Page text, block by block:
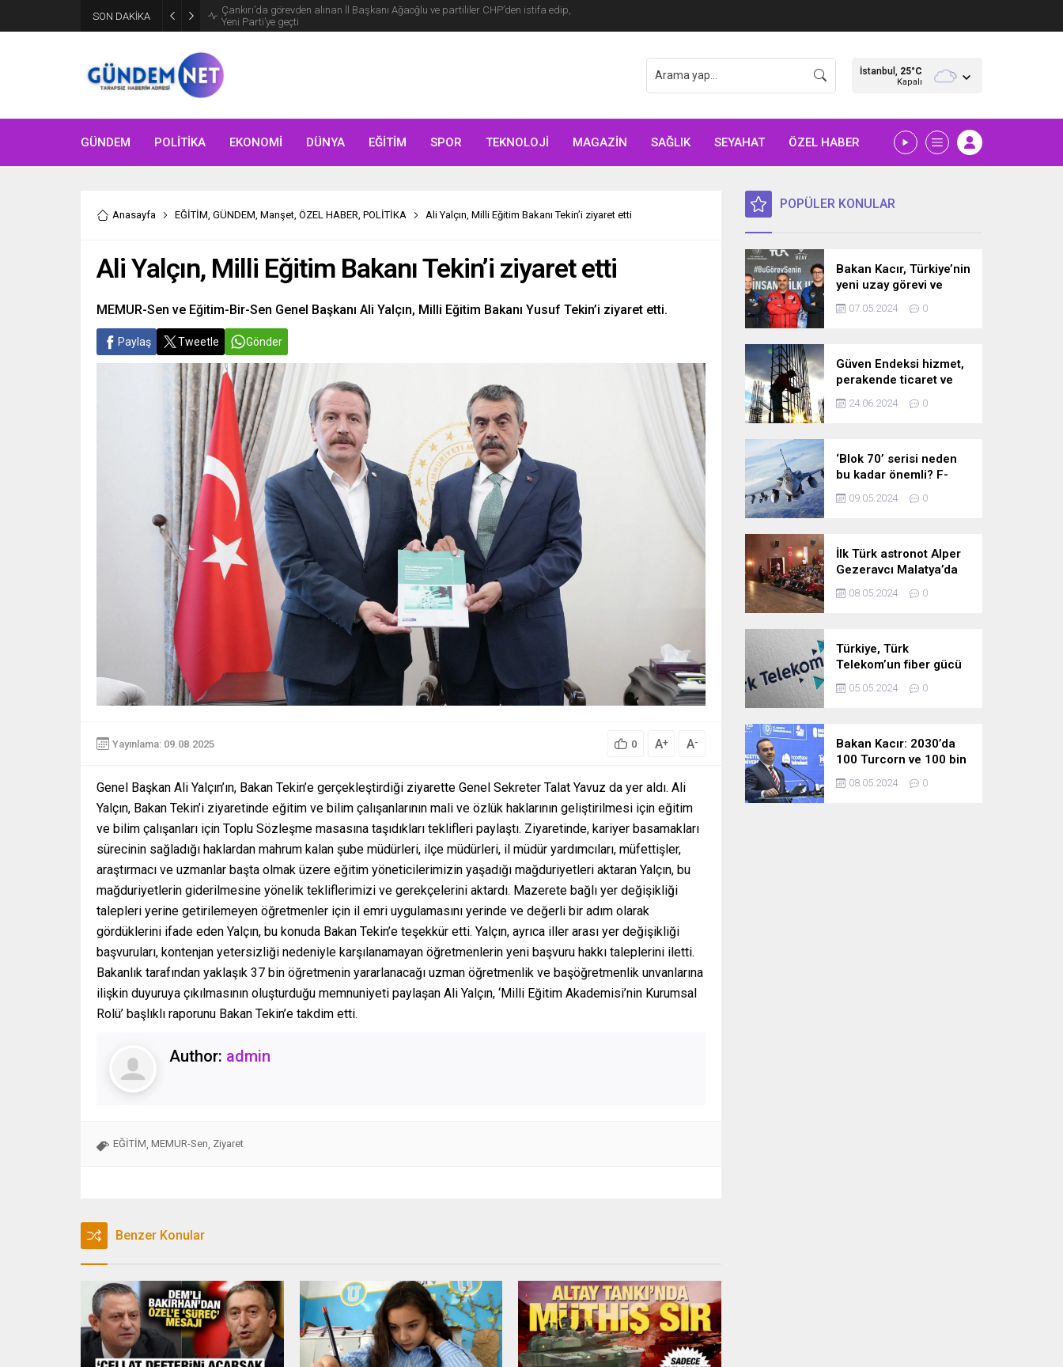
SON DAKİKA Bakan Fidan, Hamas Siyasi Büro Şefi Hayye’yi kabul etti
İstanbul, 25°C
Kapalı
GÜNDEM POLİTİKA EKONOMİ DÜNYA EĞİTİM SPOR TEKNOLOJİ MAGAZİN SAĞLIK SEYAHAT ÖZEL HABER
Anasayfa EĞİTİM, GÜNDEM, Manşet, ÖZEL HABER, POLİTİKA Ali Yalçın, Milli Eğitim Bakanı Tekin’i ziyaret etti
Ali Yalçın, Milli Eğitim Bakanı Tekin’i ziyaret etti
MEMUR-Sen ve Eğitim-Bir-Sen Genel Başkanı Ali Yalçın, Milli Eğitim Bakanı Yusuf Tekin’i ziyaret etti.
Paylaş Tweetle Gönder
Yayınlama: 09.08.2025 0 A+ A-
Genel Başkan Ali Yalçın’ın, Bakan Tekin’e gerçekleştirdiği ziyarette Genel Sekreter Talat Yavuz da yer aldı. Ali
Yalçın, Bakan Tekin’i ziyaretinde eğitim ve bilim çalışanlarının mali ve özlük haklarının geliştirilmesi için eğitim
ve bilim çalışanları için Toplu Sözleşme masasına taşıdıkları teklifleri paylaştı. Ziyaretinde, kariyer basamakları
sürecinin sağladığı haklardan mahrum kalan şube müdürleri, ilçe müdürleri, il müdür yardımcıları, müfettişler,
araştırmacı ve uzmanlar başta olmak üzere eğitim yöneticilerimizin yaşadığı mağduriyetleri aktaran Yalçın, bu
mağduriyetlerin giderilmesine yönelik tekliflerimizi ve gerekçelerini aktardı. Mazerete bağlı yer değişikliği
talepleri yerine getirilemeyen öğretmenler için il emri uygulamasını yerinde ve değerli bir adım olarak
gördüklerini ifade eden Yalçın, bu konuda Bakan Tekin’e teşekkür etti. Yalçın, ayrıca iller arası yer değişikliği
başvuruları, kontenjan yetersizliği nedeniyle karşılanamayan öğretmenlerin yeni başvuru hakkı taleplerini iletti.
Bakanlık tarafından yaklaşık 37 bin öğretmenin yararlanacağı uzman öğretmenlik ve başöğretmenlik unvanlarına
ilişkin duyuruya çıkılmasının oluşturduğu memnuniyeti paylaşan Ali Yalçın, ‘Milli Eğitim Akademisi’nin Kurumsal
Rolü’ başlıklı raporunu Bakan Tekin’e takdim etti.
Author: admin
EĞİTİM, MEMUR-Sen, Ziyaret
Benzer Konular
POPÜLER KONULAR
Bakan Kacır, Türkiye’nin
yeni uzay görevi ve
bilim misyonunu
açıkladı! İşte detaylar…
07.05.2024 0
Güven Endeksi hizmet,
perakende ticaret ve
inşaat sektörlerinde
düştü
24.06.2024 0
‘Blok 70’ serisi neden
bu kadar önemli? F-
16’larla ilgili merak
edilenleri anlattı!
09.05.2024 0
İlk Türk astronot Alper
Gezeravcı Malatya’da
öğrencilerle bir araya
geldi!
08.05.2024 0
Türkiye, Türk
Telekom’un fiber gücü
ile yarının
teknolojilerine hazır
05.05.2024 0
Bakan Kacır: 2030’da
100 Turcorn ve 100 bin
teknoloji girişimciliği
hedefimize ulaşacağız
08.05.2024 0